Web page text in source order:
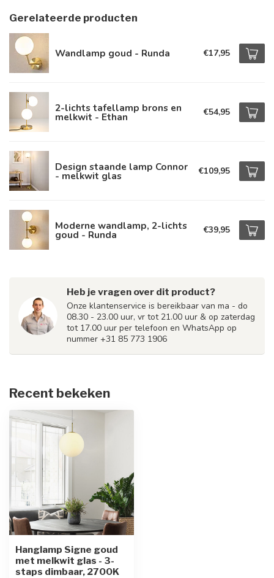
Gerelateerde producten
Wandlamp goud - Runda €17,95
2-lichts tafellamp brons en
melkwit - Ethan €54,95
Design staande lamp Connor
- melkwit glas €109,95
Moderne wandlamp, 2-lichts
goud - Runda €39,95
Heb je vragen over dit product?
Onze klantenservice is bereikbaar van ma - do
08.30 - 23.00 uur, vr tot 21.00 uur & op zaterdag
tot 17.00 uur per telefoon en WhatsApp op
nummer +31 85 773 1906
Recent bekeken
Hanglamp Signe goud
met melkwit glas - 3-
staps dimbaar, 2700K